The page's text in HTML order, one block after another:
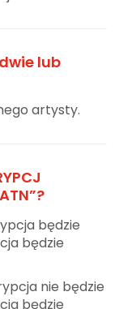
lub
artysty.
będzie
będzie
nie będzie
będzie